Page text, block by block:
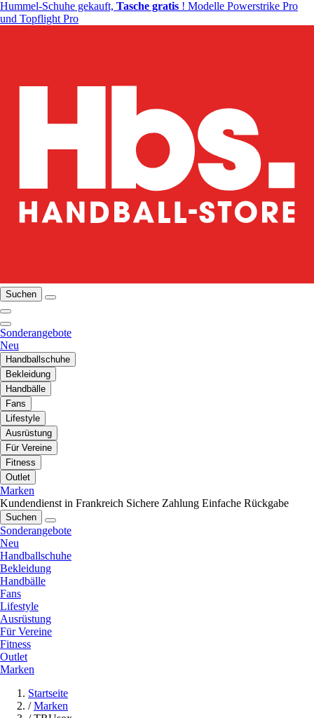
Hummel-Schuhe gekauft, Tasche gratis ! Modelle Powerstrike Pro
und Topflight Pro
Suchen
Sonderangebote
Neu
Handballschuhe
Bekleidung
Handbälle
Fans
Lifestyle
Ausrüstung
Für Vereine
Fitness
Outlet
Marken
Kundendienst in Frankreich Sichere Zahlung Einfache Rückgabe
Suchen
Sonderangebote
Neu
Handballschuhe
Bekleidung
Handbälle
Fans
Lifestyle
Ausrüstung
Für Vereine
Fitness
Outlet
Marken
Startseite
/ Marken